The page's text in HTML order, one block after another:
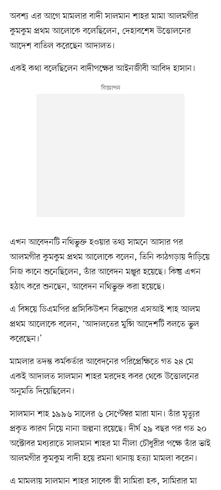
অবশ্য এর আগে মামলার বাদী সালমান শাহর মামা আলমগীর
কুমকুম প্রথম আলোকে বলেছিলেন, দেহাবশেষ উত্তোলনের
আদেশ বাতিল করেছেন আদালত।
একই কথা বলেছিলেন বাদীপক্ষের আইনজীবী আবিদ হাসান।
এখন আবেদনটি নথিভুক্ত হওয়ার তথ্য সামনে আসার পর
আলমগীর কুমকুম প্রথম আলোকে বলেন, তিনি কাঠগড়ায় দাঁড়িয়ে
নিজ কানে শুনেছিলেন, তাঁর আবেদন মঞ্জুর হয়েছে। কিন্তু এখন
হঠাৎ করে শুনছেন, আবেদন নথিভুক্ত করা হয়েছে।
এ বিষয়ে ডিএমপির প্রসিকিউশন বিভাগের এসআই শাহ আলম
প্রথম আলোকে বলেন, ‘আদালতের মুন্সি আদেশটি বলতে ভুল
করেছেন।’
মামলার তদন্ত কর্মকর্তার আবেদনের পরিপ্রেক্ষিতে গত ২৪ মে
একই আদালত সালমান শাহর মরদেহ কবর থেকে উত্তোলনের
অনুমতি দিয়েছিলেন।
সালমান শাহ ১৯৯৬ সালের ৬ সেপ্টেম্বর মারা যান। তাঁর মৃত্যুর
প্রকৃত কারণ নিয়ে নানা জল্পনা রয়েছে। দীর্ঘ ২৯ বছর পর গত ২০
অক্টোবর মধ্যরাতে সালমান শাহর মা নীলা চৌধুরীর পক্ষে তাঁর ভাই
আলমগীর কুমকুম বাদী হয়ে রমনা থানায় হত্যা মামলা করেন।
এ মামলায় সালমান শাহর সাবেক স্ত্রী সামিরা হক, সামিরার মা